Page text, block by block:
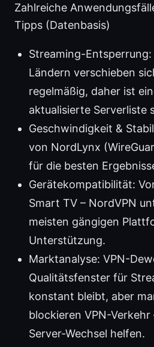
Zahlreiche
Tipps (Datenbasis)
Streaming-
Ländern verschieben
regelmäßig, daher ist
aktualisierte Serverliste
Geschwindigkeit &
von NordLynx
für die besten
Gerätekompatibilität:
Smart TV – NordVPN
meisten gängigen
Unterstützung.
Marktanalyse: VPN-
Qualitätsfenster für
konstant bleibt, aber
blockieren VPN-Verkehr
Server-Wechsel helfen.